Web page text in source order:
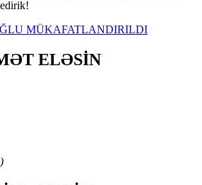
edirik!
MÜKAFATLANDIRILDI
ELƏSİN